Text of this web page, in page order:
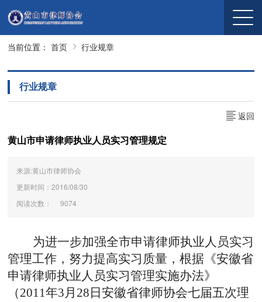
当前位置： 首页 行业规章
行业规章
返回
黄山市申请律师执业人员实习管理规定
来源:黄山市律师协会
更新时间：2016/08/30
阅读次数：
9074
为进一步加强全市申请律师执业人员实习
管理工作，努力提高实习质量，根据《安徽省
申请律师执业人员实习管理实施办法》
（2011年3月 28 日安徽省律师协会七届五次理